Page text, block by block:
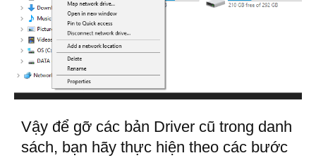
Vậy để gỡ các bản Driver cũ trong danh
sách, bạn hãy thực hiện theo các bước